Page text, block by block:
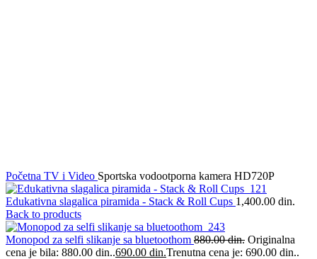
Početna TV i Video Sportska vodootporna kamera HD720P
Edukativna slagalica piramida - Stack & Roll Cups 1,400.00 din.
Back to products
Monopod za selfi slikanje sa bluetoothom 880.00din. Originalna
cena je bila: 880.00 din..690.00 din.Trenutna cena je: 690.00 din..